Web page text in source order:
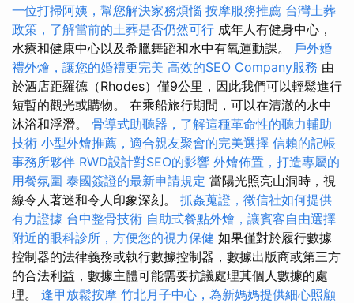
一位打掃阿姨，幫您解決家務煩惱 按摩服務推薦 台灣土葬
政策，了解當前的土葬是否仍然可行 成年人有健身中心，
水療和健康中心以及希臘舞蹈和水中有氧運動課。 戶外婚
禮外燴，讓您的婚禮更完美 高效的SEO Company服務 由
於酒店距羅德（Rhodes）僅9公里，因此我們可以輕鬆進行
短暫的觀光或購物。 在乘船旅行期間，可以在清澈的水中
沐浴和浮潛。 骨導式助聽器，了解這種革命性的聽力輔助
技術 小型外燴推薦，適合親友聚會的完美選擇 信賴的記帳
事務所夥伴 RWD設計對SEO的影響 外燴佈置，打造專屬的
用餐氛圍 泰國簽證的最新申請規定 當陽光照亮山洞時，視
線令人著迷和令人印象深刻。 抓姦蒐證，徵信社如何提供
有力證據 台中整骨技術 自助式餐點外燴，讓賓客自由選擇
附近的眼科診所，方便您的視力保健 如果僅對於履行數據
控制器的法律義務或執行數據控制器，數據出版商或第三方
的合法利益，數據主體可能需要抗議處理其個人數據的處
理。 逢甲放鬆按摩 竹北月子中心，為新媽媽提供細心照顧